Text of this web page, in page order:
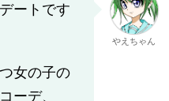
ートです
女の子の
ーデ、
やえちゃん